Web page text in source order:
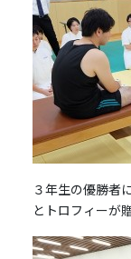
３年生の優勝者
とトロフィーが